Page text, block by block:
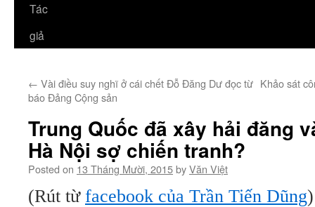
Tác
giả
← Vài điều suy nghĩ ở cái chết Đỗ Đăng Dư đọc từ
báo Đảng Cộng sản
Khảo sát
Trung Quốc đã xây hải đăng
Hà Nội sợ chiến tranh?
Posted on 13 Tháng Mười, 2015byVăn Việt
(Rút từ facebook của Trần Tiến Dũng)